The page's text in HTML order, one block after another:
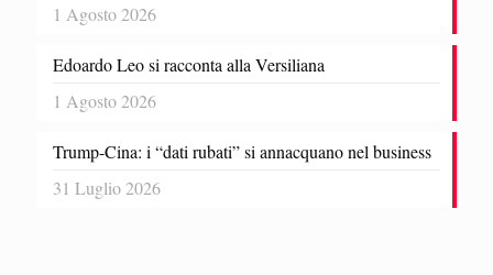
1 Agosto 2026
Edoardo Leo si racconta alla Versiliana
1 Agosto 2026
Trump-Cina: i “dati rubati” si annacquano nel business
31 Luglio 2026